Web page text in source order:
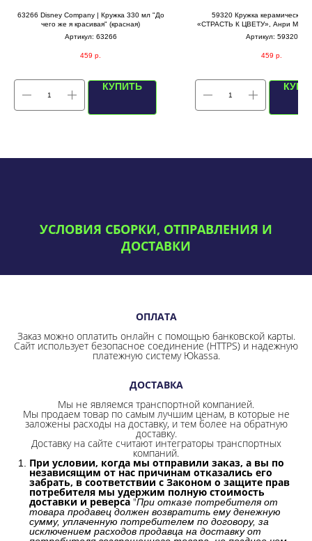
63266 Disney Company | Кружка 330 мл "До
чего же я красивая" (красная)
Артикул: 63266
459 р.
КУПИТЬ
59320 Кружка керамическая,
«СТРАСТЬ К ЦВЕТУ», Анри
Артикул: 59320
459 р.
УСЛОВИЯ СБОРКИ, ОТПРАВЛЕНИЯ И
ДОСТАВКИ
ОПЛАТА
Заказ можно оплатить онлайн с помощью банковской карты.
Сайт использует безопасное соединение (HTTPS) и надежную
платежную систему Юkassa.
ДОСТАВКА
Мы не являемся транспортной компанией.
Мы продаем товар по самым лучшим ценам, в которые не
заложены расходы на доставку, и тем более на обратную
доставку.
Доставку на сайте считают интеграторы транспортных
компаний.
При условии, когда мы отправили заказ, а вы по
независящим от нас причинам отказались его
забрать, в соответствии с Законом о защите прав
потребителя мы удержим полную стоимость
доставки и реверса "При отказе потребителя от
товара продавец должен возвратить ему денежную
сумму, уплаченную потребителем по договору, за
исключением расходов продавца на доставку от